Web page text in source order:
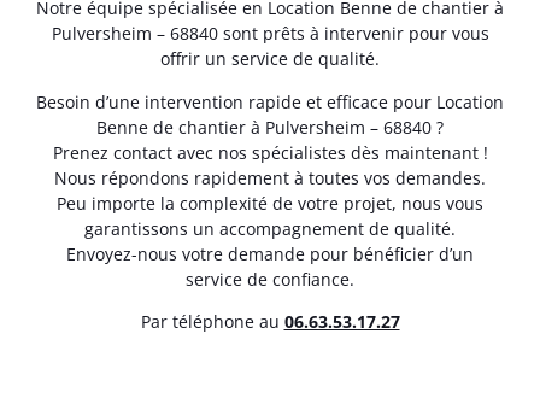
Notre équipe spécialisée en Location Benne de chantier à
Pulversheim – 68840 sont prêts à intervenir pour vous
offrir un service de qualité.
Besoin d’une intervention rapide et efficace pour Location
Benne de chantier à Pulversheim – 68840 ?
Prenez contact avec nos spécialistes dès maintenant !
Nous répondons rapidement à toutes vos demandes.
Peu importe la complexité de votre projet, nous vous
garantissons un accompagnement de qualité.
Envoyez-nous votre demande pour bénéficier d’un
service de confiance.
Par téléphone au 06.63.53.17.27